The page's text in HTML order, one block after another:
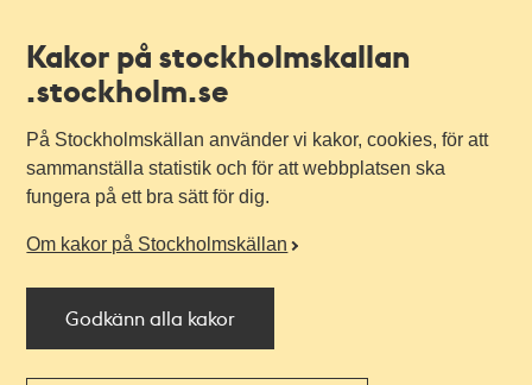
Kakor på stockholmskallan
.stockholm.se
På Stockholmskällan använder vi kakor, cookies, för att
sammanställa statistik och för att webbplatsen ska
fungera på ett bra sätt för dig.
Om kakor på Stockholmskällan
Godkänn alla kakor